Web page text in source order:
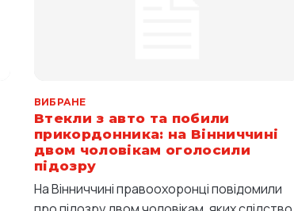
ВИБРАНЕ
Втекли з авто та побили
прикордонника: на Вінниччині
двом чоловікам оголосили
підозру
На Вінниччині правоохоронці повідомили